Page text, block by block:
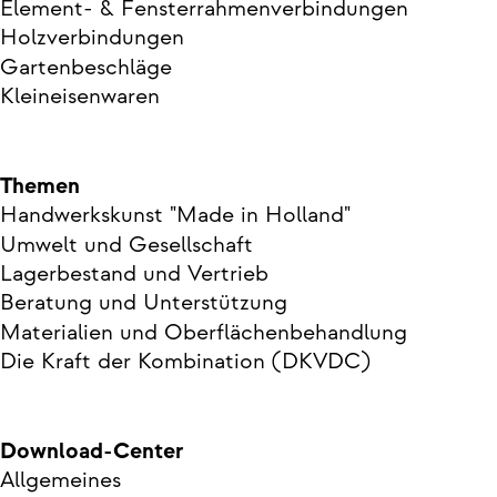
Element- & Fensterrahmenverbindungen
Holzverbindungen
Gartenbeschläge
Kleineisenwaren
Themen
Handwerkskunst "Made in Holland"
Umwelt und Gesellschaft
Lagerbestand und Vertrieb
Beratung und Unterstützung
Materialien und Oberflächenbehandlung
Die Kraft der Kombination (DKVDC)
Download-Center
Allgemeines